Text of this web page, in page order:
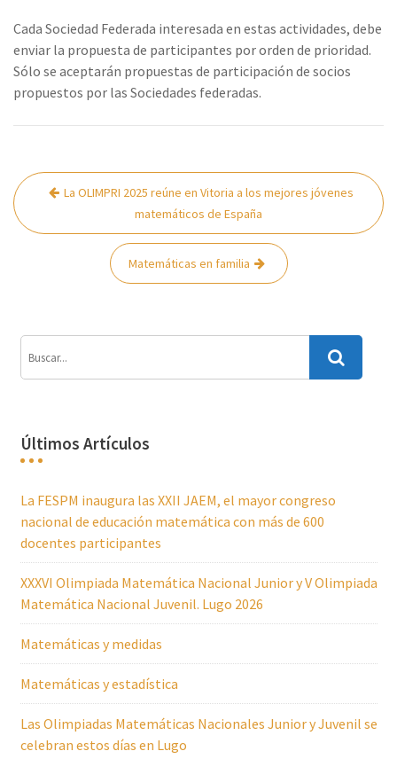
Cada Sociedad Federada interesada en estas actividades, debe
enviar la propuesta de participantes por orden de prioridad.
Sólo se aceptarán propuestas de participación de socios
propuestos por las Sociedades federadas.
Navegación
de
entradas
La OLIMPRI 2025 reúne en Vitoria a los mejores jóvenes
matemáticos de España
Matemáticas en familia
Últimos Artículos
La FESPM inaugura las XXII JAEM, el mayor congreso
nacional de educación matemática con más de 600
docentes participantes
XXXVI Olimpiada Matemática Nacional Junior y V Olimpiada
Matemática Nacional Juvenil. Lugo 2026
Matemáticas y medidas
Matemáticas y estadística
Las Olimpiadas Matemáticas Nacionales Junior y Juvenil se
celebran estos días en Lugo